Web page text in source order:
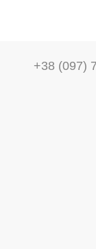
+38 (097)